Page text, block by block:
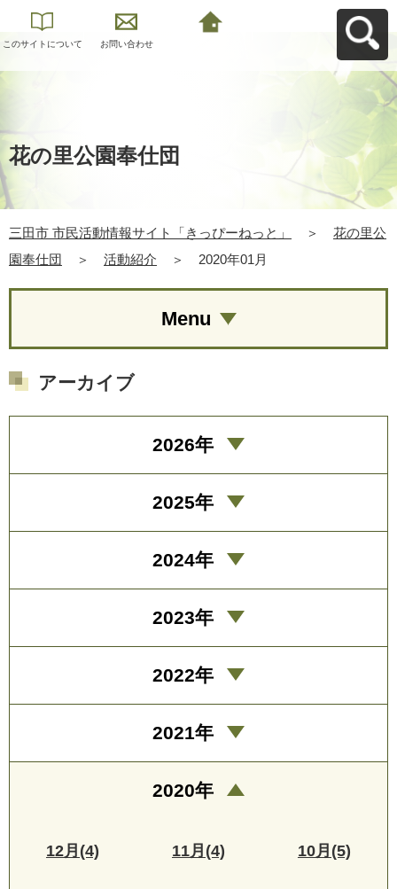
このサイトについて お問い合わせ
花の里公園奉仕団
三田市 市民活動情報サイト「きっぴーねっと」 ＞
花の里公
園奉仕団
＞ 活動紹介 ＞ 2020年01月
Menu
アーカイブ
2026年
2025年
2024年
2023年
2022年
2021年
2020年
12月(4) 11月(4) 10月(5)